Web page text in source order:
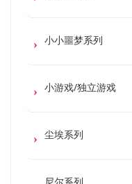
小小噩梦系列
小游戏/独立游戏
尘埃系列
尼尔系列